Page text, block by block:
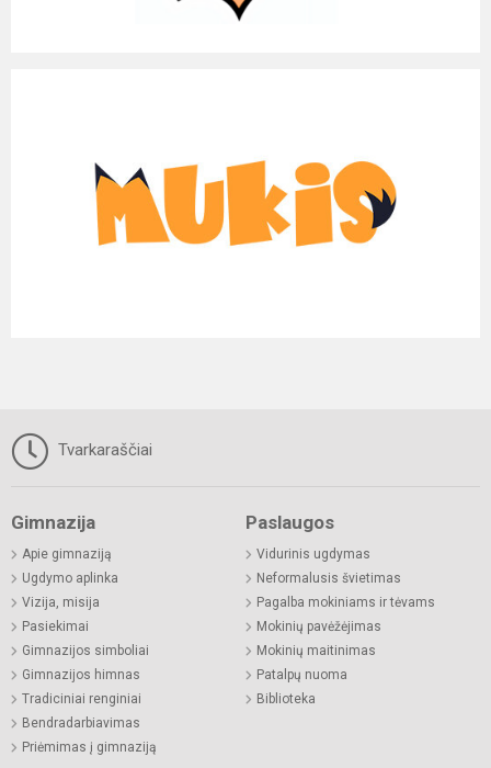
Tvarkaraščiai
Gimnazija
Apie gimnaziją
Ugdymo aplinka
Vizija, misija
Pasiekimai
Gimnazijos simboliai
Gimnazijos himnas
Tradiciniai renginiai
Bendradarbiavimas
Priėmimas į gimnaziją
Paslaugos
Vidurinis ugdymas
Neformalusis švietimas
Pagalba mokiniams ir tėvams
Mokinių pavėžėjimas
Mokinių maitinimas
Patalpų nuoma
Biblioteka